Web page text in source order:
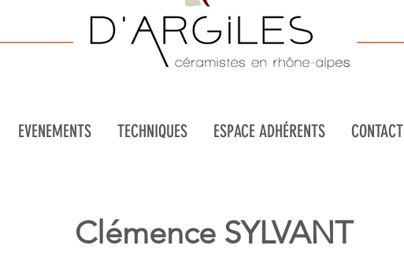
EVENEMENTS TECHNIQUES ESPACE ADHÉRENTS CONTACT
Clémence SYLVANT